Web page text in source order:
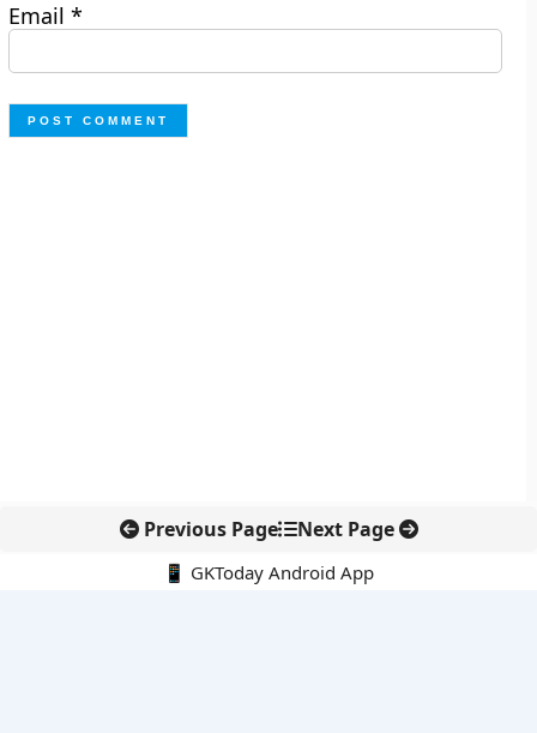
Email*
Previous Page Next Page
📱 GKToday Android App